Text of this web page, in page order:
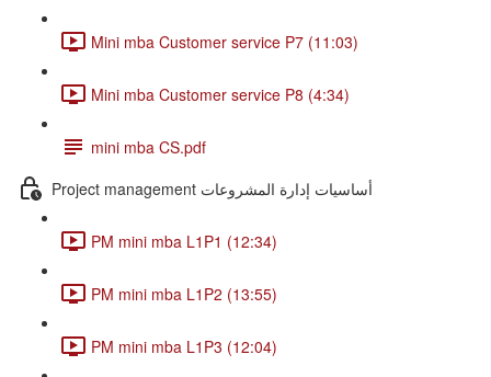
Mini mba Customer service P7 (11:03)
Mini mba Customer service P8 (4:34)
mini mba CS.pdf
Project management أساسيات إدارة المشروعات
PM mini mba L1P1 (12:34)
PM mini mba L1P2 (13:55)
PM mini mba L1P3 (12:04)